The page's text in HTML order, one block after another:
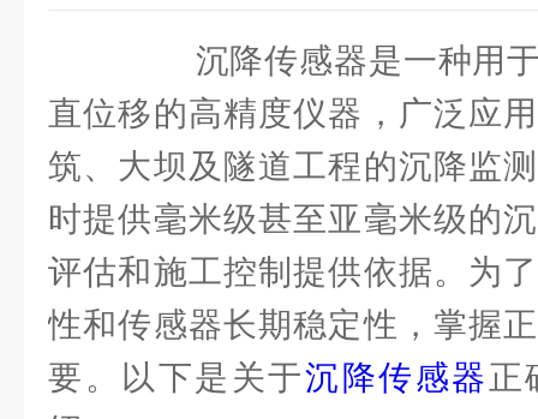
沉降传感器是一种用于
直位移的高精度仪器，广泛应
筑、大坝及隧道工程的沉降监
时提供毫米级甚至亚毫米级的
评估和施工控制提供依据。为
性和传感器长期稳定性，掌握
要。以下是关于沉降传感器正